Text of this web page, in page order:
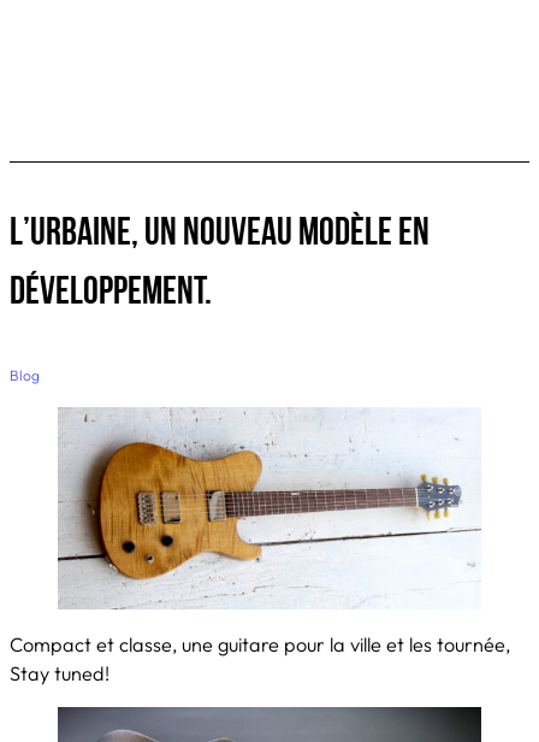
L’Urbaine, un nouveau modèle en
développement.
Blog
Compact et classe, une guitare pour la ville et les tournée,
Stay tuned!